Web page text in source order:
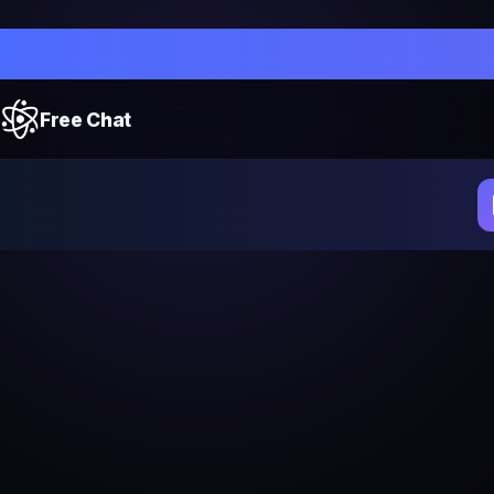
Free Chat